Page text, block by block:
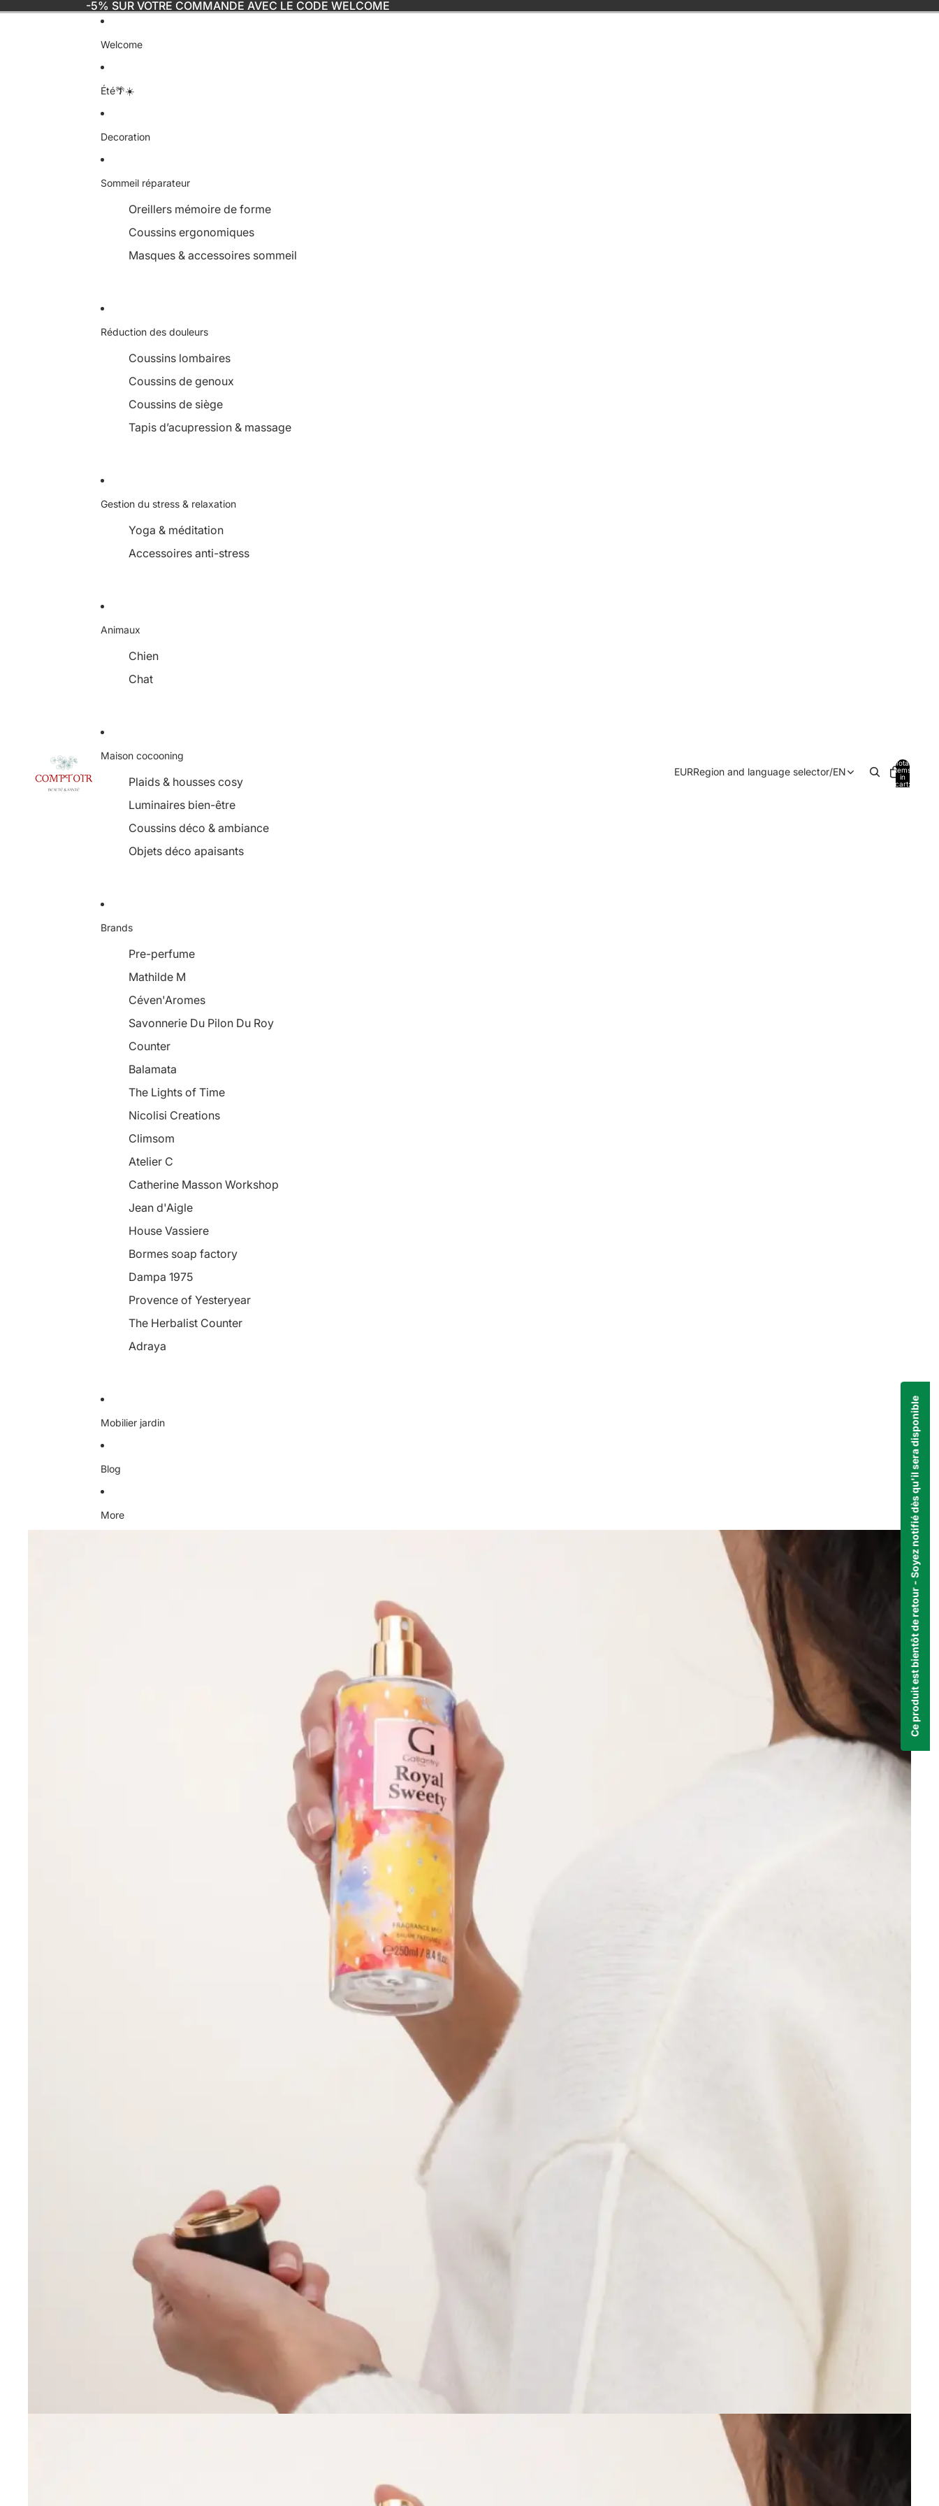
-5% SUR VOTRE COMMANDE AVEC LE CODE WELCOME
Welcome
Été🌴☀️
Decoration
Sommeil réparateur
Oreillers mémoire de forme
Coussins ergonomiques
Masques & accessoires sommeil
Réduction des douleurs
Coussins lombaires
Coussins de genoux
Coussins de siège
Tapis d’acupression & massage
Gestion du stress & relaxation
Yoga & méditation
Accessoires anti-stress
Animaux
Chien
Chat
Maison cocooning
Plaids & housses cosy
Luminaires bien-être
Coussins déco & ambiance
Objets déco apaisants
Brands
Pre-perfume
Mathilde M
Céven'Aromes
Savonnerie Du Pilon Du Roy
Counter
Balamata
The Lights of Time
Nicolisi Creations
Climsom
Atelier C
Catherine Masson Workshop
Jean d'Aigle
House Vassiere
Bormes soap factory
Dampa 1975
Provence of Yesteryear
The Herbalist Counter
Adraya
Mobilier jardin
Blog
More
EURRegion and language selector/EN
Total
items
in
cart:
Ce produit est bientôt de retour - Soyez notifié dès qu'il sera disponible